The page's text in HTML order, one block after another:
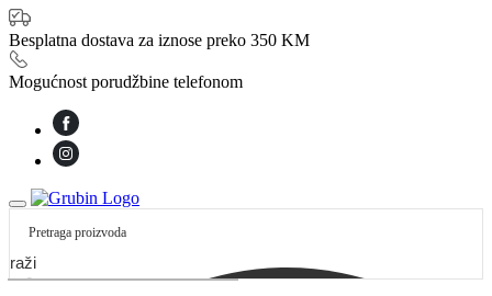
Besplatna dostava za iznose preko 350 KM
Mogućnost porudžbine telefonom